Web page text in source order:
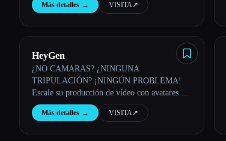
Más detalles → VISITA↗︎
HeyGen
¿NO CAMARAS? ¿NINGUNA
TRIPULACIÓN? ¡NINGÚN PROBLEMA!
Escale su producción de vídeo con avatares de
IA personalizables
Más detalles → VISITA↗︎